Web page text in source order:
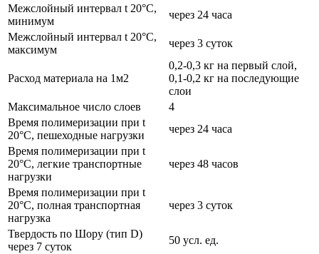
Межслойный интервал t 20°С,
минимум
через 24 часа
Межслойный интервал t 20°С,
максимум
через 3 суток
Расход материала на 1м2
0,2-0,3 кг на первый слой,
0,1-0,2 кг на последующие
слои
Максимальное число слоев
4
Время полимеризации при t
20°C, пешеходные нагрузки
через 24 часа
Время полимеризации при t
20°C, легкие транспортные
нагрузки
через 48 часов
Время полимеризации при t
20°C, полная транспортная
нагрузка
через 3 суток
Твердость по Шору (тип D)
через 7 суток
50 усл. ед.